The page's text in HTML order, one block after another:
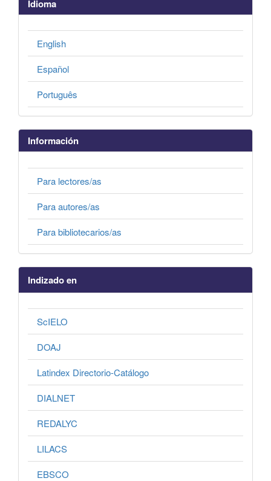
Idioma
English
Español
Português
Información
Para lectores/as
Para autores/as
Para bibliotecarios/as
Indizado en
ScIELO
DOAJ
Latindex Directorio-Catálogo
DIALNET
REDALYC
LILACS
EBSCO